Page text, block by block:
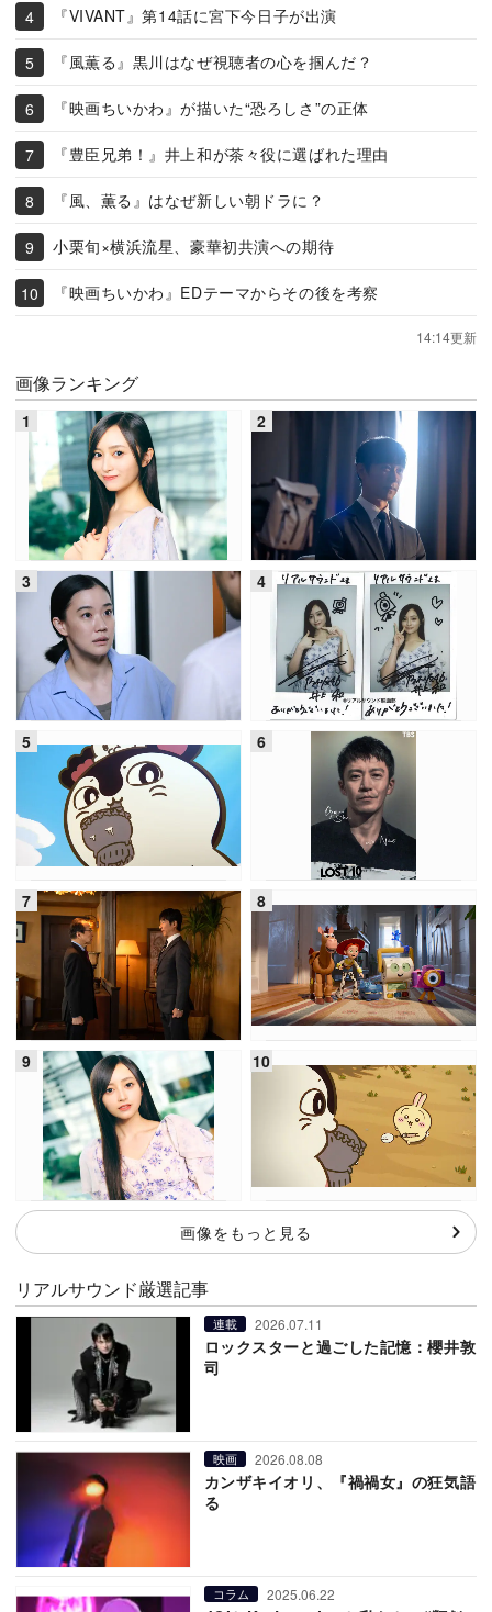
『VIVANT』第14話に宮下今日子が出演
『風薫る』黒川はなぜ視聴者の心を掴んだ？
『映画ちいかわ』が描いた“恐ろしさ”の正体
『豊臣兄弟！』井上和が茶々役に選ばれた理由
『風、薫る』はなぜ新しい朝ドラに？
小栗旬×横浜流星、豪華初共演への期待
『映画ちいかわ』EDテーマからその後を考察
14:14更新
画像ランキング
画像をもっと見る
リアルサウンド厳選記事
連載 2026.07.11
ロックスターと過ごした記憶：櫻井敦
司
映画 2026.08.08
カンザキイオリ、『禍禍女』の狂気語
る
コラム 2025.06.22